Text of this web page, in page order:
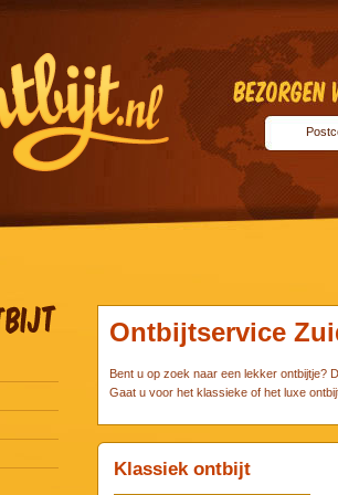
Ontbijtservice
Bent u op zoek naar een lekker ontbijtje?
Gaat u voor het klassieke of het luxe
Klassiek ontbijt